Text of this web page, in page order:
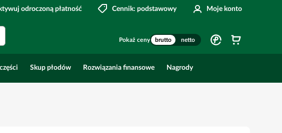
odroczoną płatność Cennik: podstawowy Moje konto
Pokaż ceny brutto netto
Skup płodów Rozwiązania finansowe Nagrody